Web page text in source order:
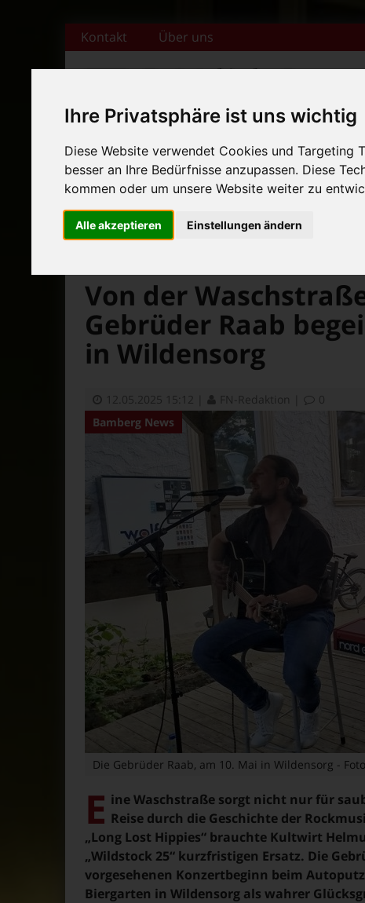
Ihre Privatsphäre ist uns wichtig
Diese Website verwendet Cookies und Targeting
besser an Ihre Bedürfnisse anzupassen. Diese
kommen oder um unsere Website weiter zu
Alle akzeptieren Einstellungen ändern
Zum Inhalt springen
Kontakt Über uns
Startseite Magazin+++ Blues- und Jazzfestival
+++ Blues- und Jazzfestival
Von der
Gebrüder Raab
in Wildensorg
12.05.2025 15:12 FN-Redaktion
0
Bamberg News
Die Gebrüder Raab, am 10. Mai in Wildensorg -
E ine Waschstraße sorgt nicht nur für
Reise durch die Geschichte der
„Long Lost Hippies“ brauchte Kultwirt
„Wildstock 25“ kurzfristigen Ersatz. Die
vorgesehenen Konzertbeginn beim
Biergarten in Wildensorg als wahrer